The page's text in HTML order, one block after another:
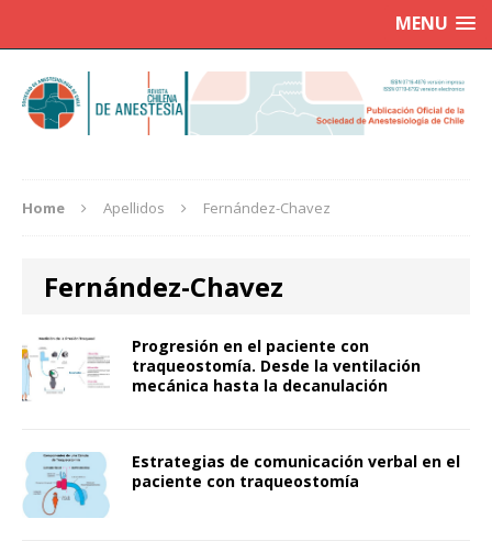
MENU
Home Apellidos Fernández-Chavez
Fernández-Chavez
Progresión en el paciente con
traqueostomía. Desde la ventilación
mecánica hasta la decanulación
Estrategias de comunicación verbal en el
paciente con traqueostomía